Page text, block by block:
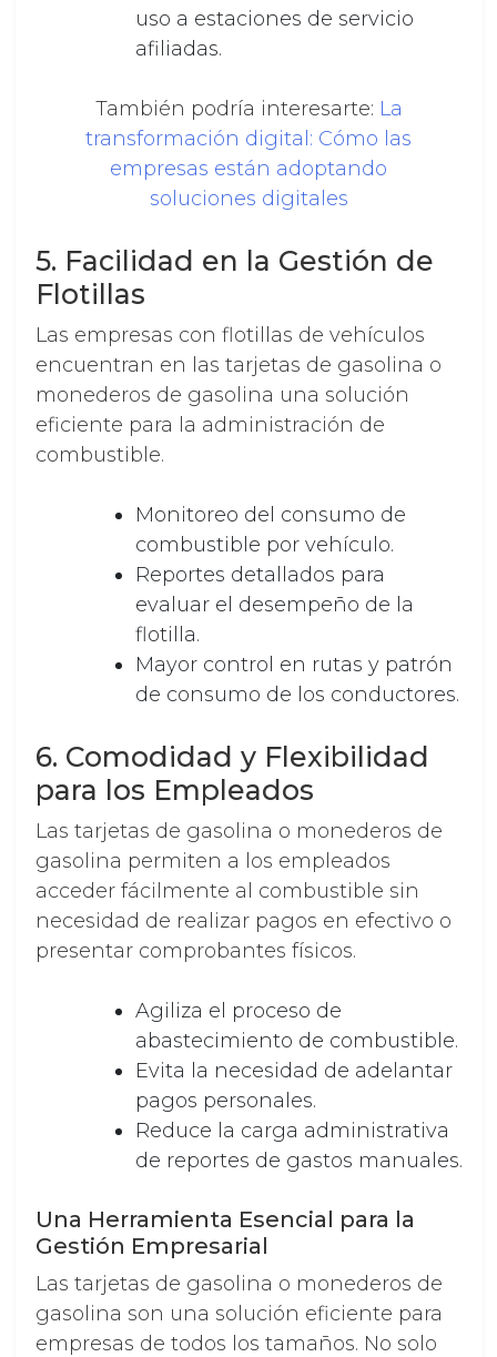
uso a estaciones de servicio
afiliadas.
También podría interesarte: La
transformación digital: Cómo las
empresas están adoptando
soluciones digitales
5. Facilidad en la Gestión de
Flotillas
Las empresas con flotillas de vehículos
encuentran en las tarjetas de gasolina o
monederos de gasolina una solución
eficiente para la administración de
combustible.
Monitoreo del consumo de
combustible por vehículo.
Reportes detallados para
evaluar el desempeño de la
flotilla.
Mayor control en rutas y patrón
de consumo de los conductores.
6. Comodidad y Flexibilidad
para los Empleados
Las tarjetas de gasolina o monederos de
gasolina permiten a los empleados
acceder fácilmente al combustible sin
necesidad de realizar pagos en efectivo o
presentar comprobantes físicos.
Agiliza el proceso de
abastecimiento de combustible.
Evita la necesidad de adelantar
pagos personales.
Reduce la carga administrativa
de reportes de gastos manuales.
Una Herramienta Esencial para la
Gestión Empresarial
Las tarjetas de gasolina o monederos de
gasolina son una solución eficiente para
empresas de todos los tamaños. No solo